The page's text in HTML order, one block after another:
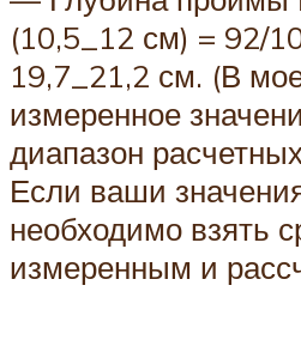
(10,5_12 см) = 92/
19,7_21,2 см. (В
измеренное
диапазон
Если ваши
необходимо взять
измеренным и